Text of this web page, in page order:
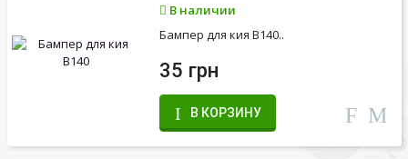
В наличии
Бампер для кия B140..
35 грн
В КОРЗИНУ